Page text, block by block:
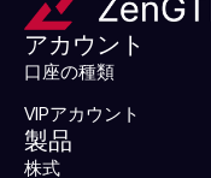
アカウント
口座の種類
VIPアカウント
製品
株式